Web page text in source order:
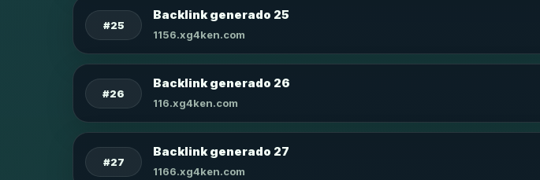
#25
Backlink generado 25
1156.xg4ken.com
#26
Backlink generado 26
116.xg4ken.com
#27
Backlink generado 27
1166.xg4ken.com